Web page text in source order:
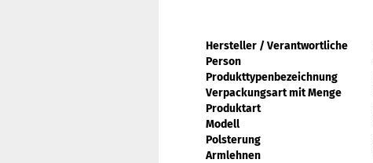
Hersteller / Verantwortliche
Person
Produkttypenbezeichnung
Verpackungsart mit Menge
Produktart
Modell
Polsterung
Armlehnen